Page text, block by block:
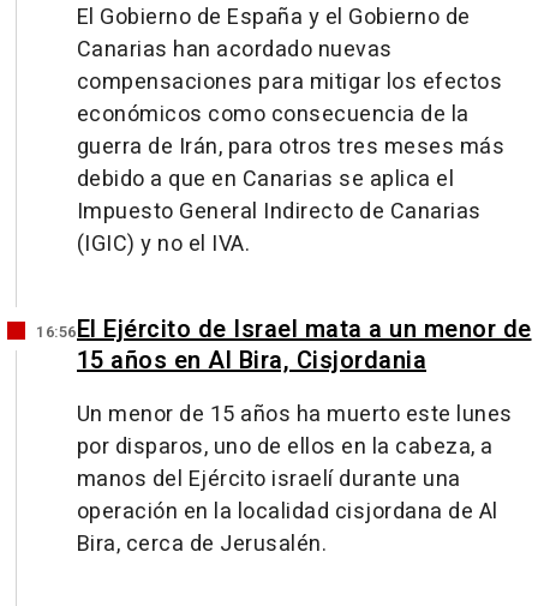
El Gobierno de España y el Gobierno de
Canarias han acordado nuevas
compensaciones para mitigar los efectos
económicos como consecuencia de la
guerra de Irán, para otros tres meses más
debido a que en Canarias se aplica el
Impuesto General Indirecto de Canarias
(IGIC) y no el IVA.
16:56El Ejército de Israel mata a un menor de
15 años en Al Bira, Cisjordania
Un menor de 15 años ha muerto este lunes
por disparos, uno de ellos en la cabeza, a
manos del Ejército israelí durante una
operación en la localidad cisjordana de Al
Bira, cerca de Jerusalén.